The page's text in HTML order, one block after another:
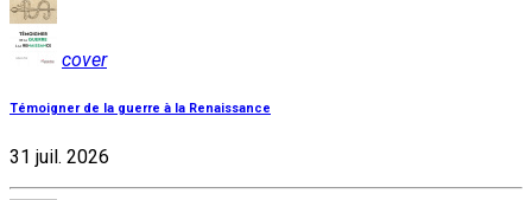
cover
Témoigner de la guerre à la Renaissance
31 juil. 2026